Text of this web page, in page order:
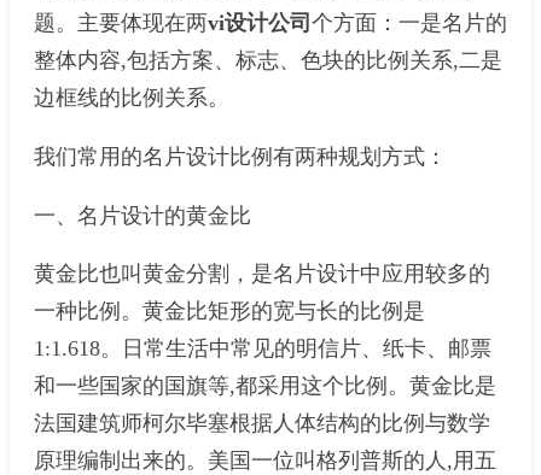
题。主要体现在两vi设计公司 个方面：一是名片的
整体内容,包括方案、标志、色块的比例关系,二是
边框线的比例关系。
我们常用的名片设计比例有两种规划方式：
一、名片设计的黄金比
黄金比也叫黄金分割，是名片设计中应用较多的
一种比例。黄金比矩形的宽与长的比例是
1:1.618。日常生活中常见的明信片、纸卡、邮票
和一些国家的国旗等,都采用这个比例。黄金比是
法国建筑师柯尔毕塞根据人体结构的比例与数学
原理编制出来的。美国一位叫格列普斯的人,用五